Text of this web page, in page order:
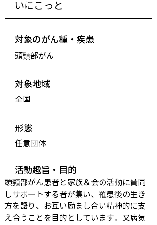
いにこっと
対象のがん種・疾患
頭頸部がん
対象地域
全国
形態
任意団体
活動趣旨・目的
頭頸部がん患者と家族＆会の活動に賛同
しサポートする者が集い、罹患後の生き
方を語り、お互い励まし合い精神的に支
え合うことを目的としています。又病気